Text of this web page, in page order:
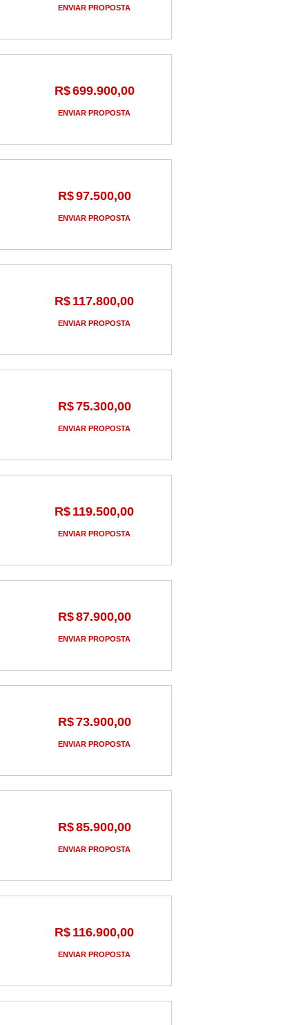
ENVIAR PROPOSTA
R$699.900,00
ENVIAR PROPOSTA
R$97.500,00
ENVIAR PROPOSTA
R$ 117.800,00
ENVIAR PROPOSTA
R$75.300,00
ENVIAR PROPOSTA
R$ 119.500,00
ENVIAR PROPOSTA
R$87.900,00
ENVIAR PROPOSTA
R$73.900,00
ENVIAR PROPOSTA
R$85.900,00
ENVIAR PROPOSTA
R$ 116.900,00
ENVIAR PROPOSTA